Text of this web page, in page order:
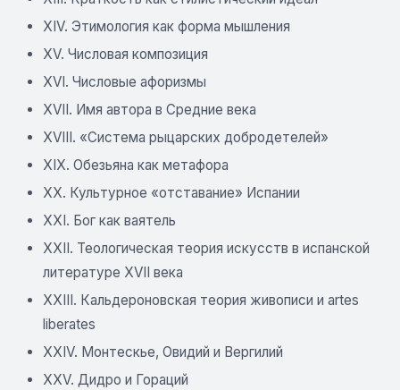
XIV. Этимология как форма мышления
XV. Числовая композиция
XVI. Числовые афоризмы
XVII. Имя автора в Средние века
XVIII. «Система рыцарских добродетелей»
XIX. Обезьяна как метафора
XX. Культурное «отставание» Испании
XXI. Бог как ваятель
XXII. Теологическая теория искусств в испанской
литературе XVII века
XXIII. Кальдероновская теория живописи и artes
liberates
XXIV. Монтескье, Овидий и Вергилий
XXV. Дидро и Гораций